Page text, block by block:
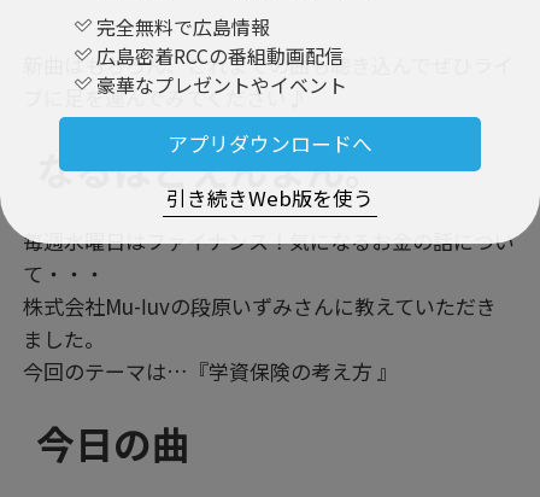
完全無料で広島情報
広島密着RCCの番組動画配信
豪華なプレゼントやイベント
アプリダウンロードへ
引き続きWeb版を使う
新曲はもちろん、これまでの曲も聴き込んでぜひライ
ブに足を運んでみてください♪
なるほどえんまん。
毎週水曜日はファイナンス！気になるお金の話につい
て・・・
株式会社Mu-ⅼuvの段原いずみさんに教えていただき
ました。
今回のテーマは…『学資保険の考え方 』
今日の曲